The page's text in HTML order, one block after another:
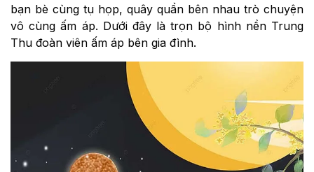
bạn bè cùng tụ họp, quây quần bên nhau trò chuyện
vô cùng ấm áp. Dưới đây là trọn bộ hình nền Trung
Thu đoàn viên ấm áp bên gia đình.